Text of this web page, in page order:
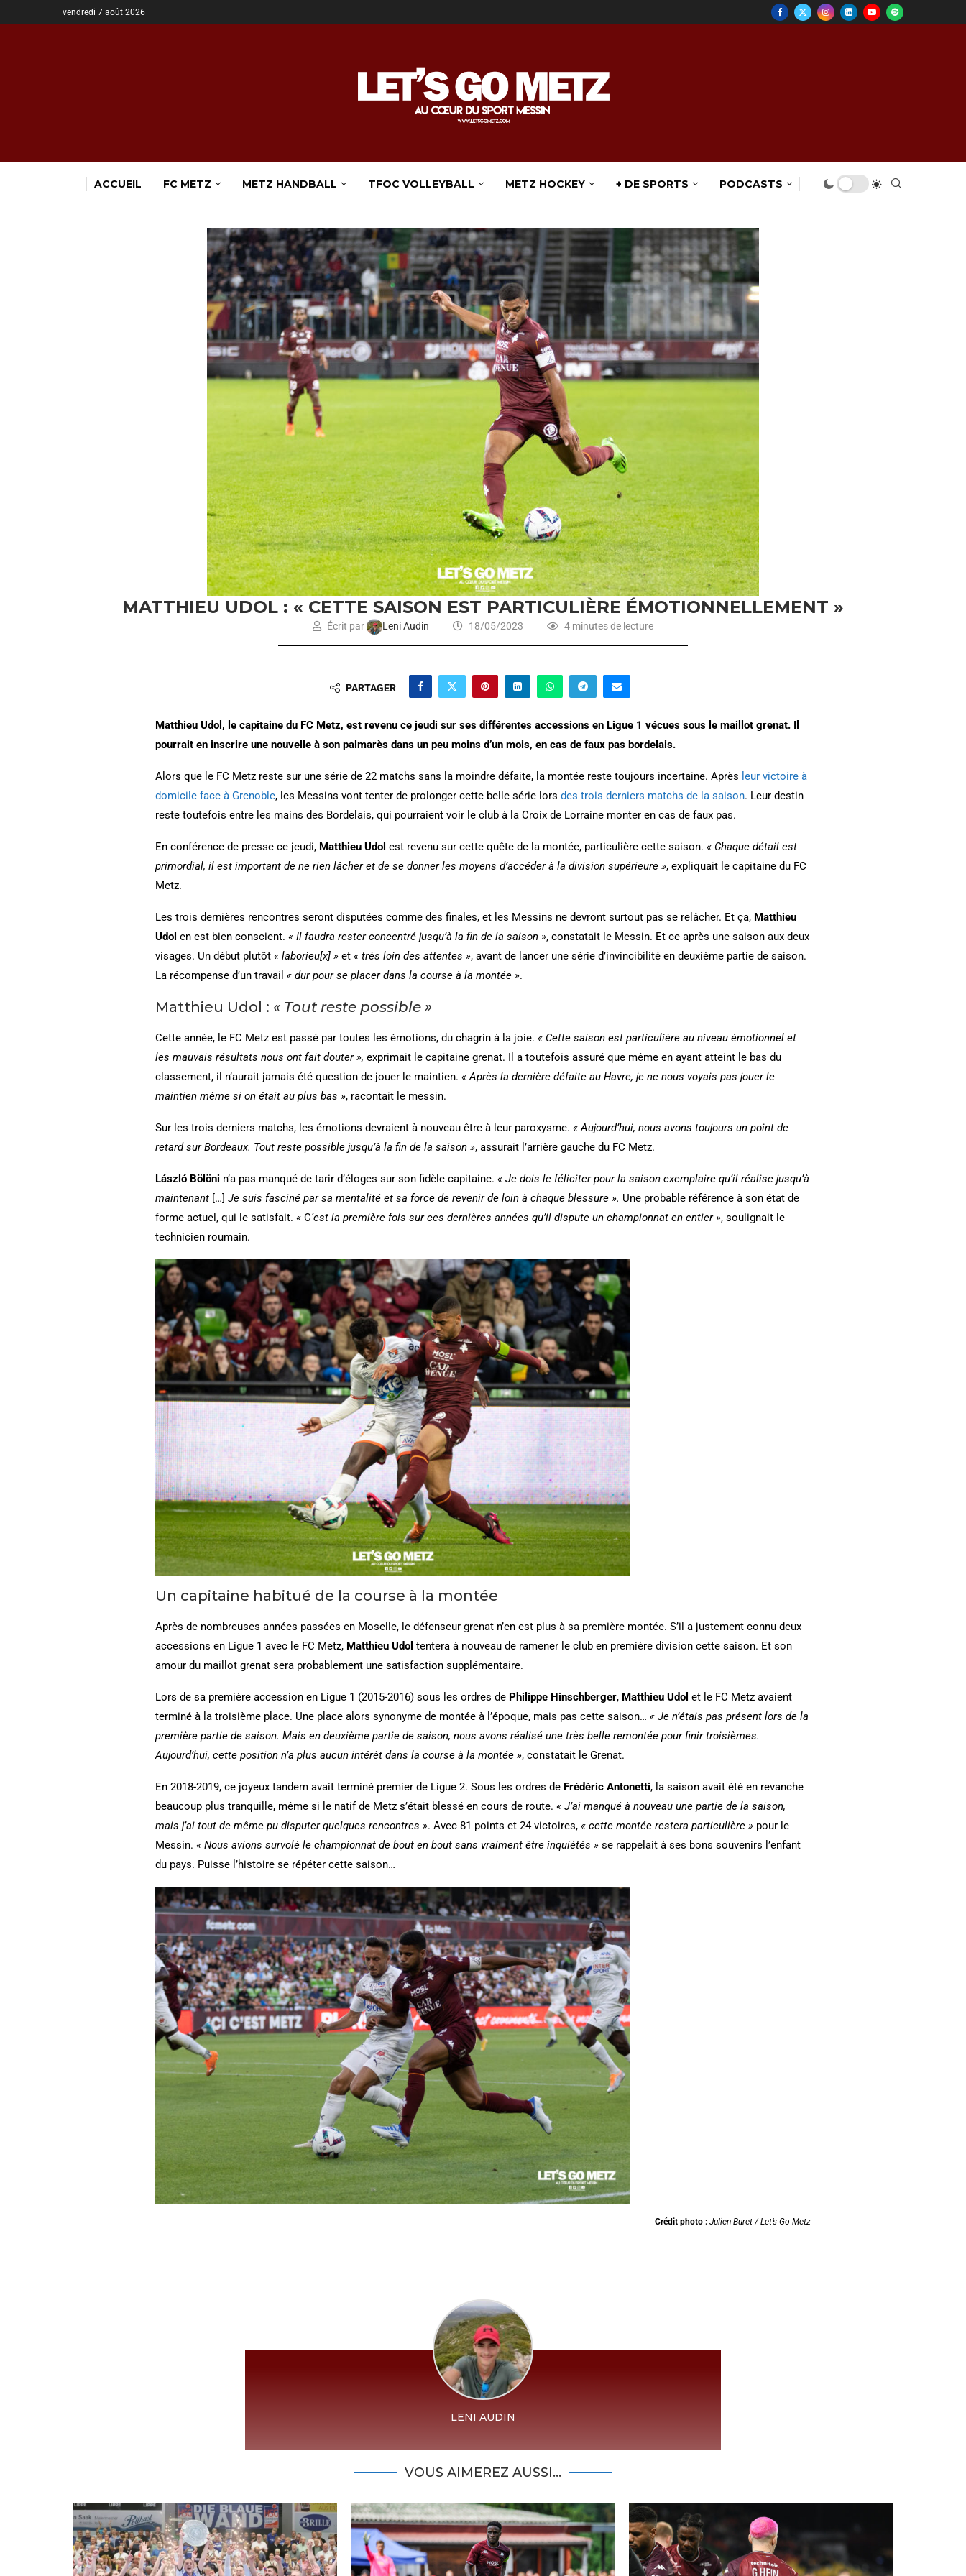
vendredi 7 août 2026
ACCUEIL FC METZ METZ HANDBALL TFOC VOLLEYBALL METZ HOCKEY + DE SPORTS PODCASTS
MATTHIEU UDOL : « CETTE SAISON EST PARTICULIÈRE ÉMOTIONNELLEMENT »
Écrit par Leni Audin 18/05/2023 4 minutes de lecture
PARTAGER
Matthieu Udol, le capitaine du FC Metz, est revenu ce jeudi sur ses différentes accessions en Ligue 1 vécues sous le maillot grenat. Il
pourrait en inscrire une nouvelle à son palmarès dans un peu moins d’un mois, en cas de faux pas bordelais.
Alors que le FC Metz reste sur une série de 22 matchs sans la moindre défaite, la montée reste toujours incertaine. Après leur victoire à
domicile face à Grenoble, les Messins vont tenter de prolonger cette belle série lors des trois derniers matchs de la saison. Leur destin
reste toutefois entre les mains des Bordelais, qui pourraient voir le club à la Croix de Lorraine monter en cas de faux pas.
En conférence de presse ce jeudi, Matthieu Udol est revenu sur cette quête de la montée, particulière cette saison. « Chaque détail est
primordial, il est important de ne rien lâcher et de se donner les moyens d’accéder à la division supérieure », expliquait le capitaine du FC
Metz.
Les trois dernières rencontres seront disputées comme des finales, et les Messins ne devront surtout pas se relâcher. Et ça, Matthieu
Udol en est bien conscient. « Il faudra rester concentré jusqu’à la fin de la saison », constatait le Messin. Et ce après une saison aux deux
visages. Un début plutôt « laborieu[x] » et « très loin des attentes », avant de lancer une série d’invincibilité en deuxième partie de saison.
La récompense d’un travail « dur pour se placer dans la course à la montée ».
Matthieu Udol : « Tout reste possible »
Cette année, le FC Metz est passé par toutes les émotions, du chagrin à la joie. « Cette saison est particulière au niveau émotionnel et
les mauvais résultats nous ont fait douter », exprimait le capitaine grenat. Il a toutefois assuré que même en ayant atteint le bas du
classement, il n’aurait jamais été question de jouer le maintien. « Après la dernière défaite au Havre, je ne nous voyais pas jouer le
maintien même si on était au plus bas », racontait le messin.
Sur les trois derniers matchs, les émotions devraient à nouveau être à leur paroxysme. « Aujourd’hui, nous avons toujours un point de
retard sur Bordeaux. Tout reste possible jusqu’à la fin de la saison », assurait l’arrière gauche du FC Metz.
László Bölöni n’a pas manqué de tarir d’éloges sur son fidèle capitaine. « Je dois le féliciter pour la saison exemplaire qu’il réalise jusqu’à
maintenant […] Je suis fasciné par sa mentalité et sa force de revenir de loin à chaque blessure ». Une probable référence à son état de
forme actuel, qui le satisfait. « C‘est la première fois sur ces dernières années qu’il dispute un championnat en entier », soulignait le
technicien roumain.
Un capitaine habitué de la course à la montée
Après de nombreuses années passées en Moselle, le défenseur grenat n’en est plus à sa première montée. S’il a justement connu deux
accessions en Ligue 1 avec le FC Metz, Matthieu Udol tentera à nouveau de ramener le club en première division cette saison. Et son
amour du maillot grenat sera probablement une satisfaction supplémentaire.
Lors de sa première accession en Ligue 1 (2015-2016) sous les ordres de Philippe Hinschberger, Matthieu Udol et le FC Metz avaient
terminé à la troisième place. Une place alors synonyme de montée à l’époque, mais pas cette saison… « Je n’étais pas présent lors de la
première partie de saison. Mais en deuxième partie de saison, nous avons réalisé une très belle remontée pour finir troisièmes.
Aujourd’hui, cette position n’a plus aucun intérêt dans la course à la montée », constatait le Grenat.
En 2018-2019, ce joyeux tandem avait terminé premier de Ligue 2. Sous les ordres de Frédéric Antonetti, la saison avait été en revanche
beaucoup plus tranquille, même si le natif de Metz s’était blessé en cours de route. « J’ai manqué à nouveau une partie de la saison,
mais j’ai tout de même pu disputer quelques rencontres ». Avec 81 points et 24 victoires, « cette montée restera particulière » pour le
Messin. « Nous avions survolé le championnat de bout en bout sans vraiment être inquiétés » se rappelait à ses bons souvenirs l’enfant
du pays. Puisse l’histoire se répéter cette saison…
Crédit photo : Julien Buret / Let’s Go Metz
LENI AUDIN
VOUS AIMEREZ AUSSI...